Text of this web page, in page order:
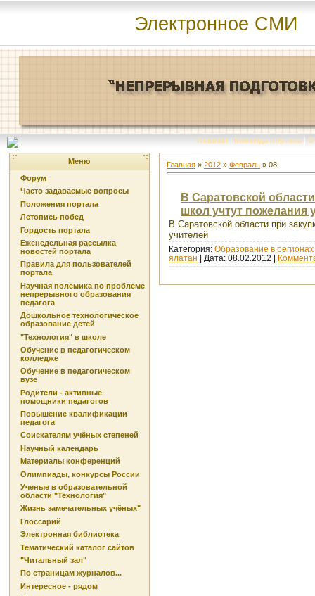
Электронное СМИ
Главная | Команда портала | О
Меню
Форум
Часто задаваемые вопросы
Положения портала
Летопись побед
Гордость портала
Еженедельная рассылка
новостей портала
Правила для пользователей
портала
Научная полемика по проблеме
непрерывного образования
педагога
Дошкольное технологическое
образование детей
"Технология" в школе
Обучение в педагогическом
колледже
Обучение в педагогическом
вузе
Родители - активные
помощники педагогов
Повышение квалификации
педагога
Соискателям учёных степеней
Научный календарь
Материалы конференций
Олимпиады, конкурсы России
Ученые в образовательной
области "Технология"
Жизнь замечательных учёных"
Глоссарий
Электронная библиотека
Тематический каталог сайтов
"Читальный зал"
По страницам журналов...
Интересное - рядом
Главная » 2012 » Февраль » 08
В Саратовской
школ учтут пожелания
В Саратовской области при
учителей
Категория: Образование в
ялатан | Дата: 08.02.2012